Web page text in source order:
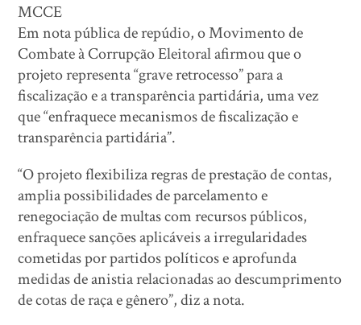
MCCE
Em nota pública de repúdio, o Movimento de
Combate à Corrupção Eleitoral afirmou que o
projeto representa “grave retrocesso” para a
fiscalização e a transparência partidária, uma vez
que “enfraquece mecanismos de fiscalização e
transparência partidária”.
“O projeto flexibiliza regras de prestação de contas,
amplia possibilidades de parcelamento e
renegociação de multas com recursos públicos,
enfraquece sanções aplicáveis a irregularidades
cometidas por partidos políticos e aprofunda
medidas de anistia relacionadas ao descumprimento
de cotas de raça e gênero”, diz a nota.